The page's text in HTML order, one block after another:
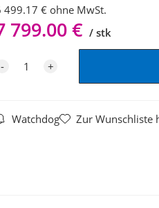
499.17 € ohne MwSt.
799.00€ stk
Watchdog Zur Wunschliste